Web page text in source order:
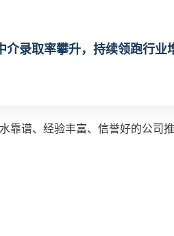
介录取率攀升，持续领跑行业